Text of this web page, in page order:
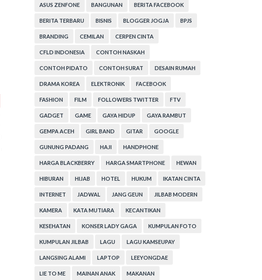
ASUS ZENFONE BANGUNAN BERITA FACEBOOK
BERITA TERBARU BISNIS BLOGGER JOGJA BPJS
BRANDING CEMILAN CERPEN CINTA
CFLD INDONESIA CONTOH NASKAH
CONTOH PIDATO CONTOH SURAT DESAIN RUMAH
DRAMA KOREA ELEKTRONIK FACEBOOK
FASHION FILM FOLLOWERS TWITTER FTV
GADGET GAME GAYA HIDUP GAYA RAMBUT
GEMPA ACEH GIRL BAND GITAR GOOGLE
GUNUNG PADANG HAJI HANDPHONE
HARGA BLACKBERRY HARGA SMARTPHONE HEWAN
HIBURAN HIJAB HOTEL HUKUM IKATAN CINTA
INTERNET JADWAL JANG GEUN JILBAB MODERN
KAMERA KATA MUTIARA KECANTIKAN
KESEHATAN KONSER LADY GAGA KUMPULAN FOTO
KUMPULAN JILBAB LAGU LAGU KAMSEUPAY
LANGSING ALAMI LAPTOP LEEYONGDAE
LIE TO ME MAINAN ANAK MAKANAN